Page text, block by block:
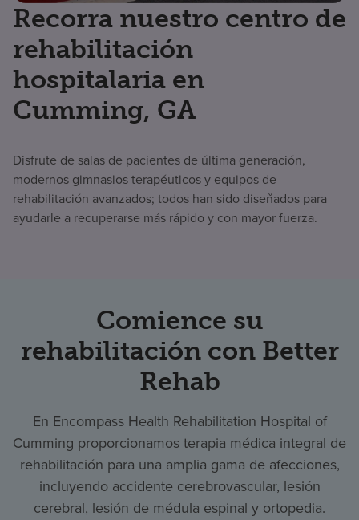
Recorra nuestro centro de
rehabilitación
hospitalaria en
Cumming, GA
Disfrute de salas de pacientes de última generación,
modernos gimnasios terapéuticos y equipos de
rehabilitación avanzados; todos han sido diseñados para
ayudarle a recuperarse más rápido y con mayor fuerza.
Comience su
rehabilitación con Better
Rehab
En Encompass Health Rehabilitation Hospital of
Cumming proporcionamos terapia médica integral de
rehabilitación para una amplia gama de afecciones,
incluyendo accidente cerebrovascular, lesión
cerebral, lesión de médula espinal y ortopedia.